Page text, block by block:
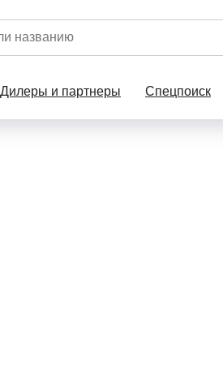
Дилеры и партнеры Спецпоиск